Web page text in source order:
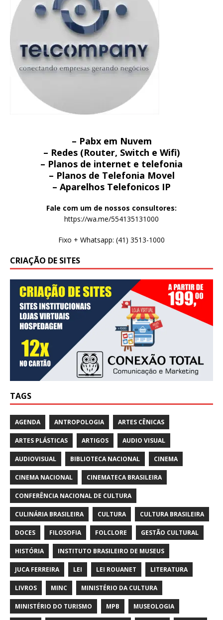
– Pabx em Nuvem
– Redes (Router, Switch e Wifi)
– Planos de internet e telefonia
– Planos de Telefonia Movel
– Aparelhos Telefonicos IP
Fale com um de nossos consultores:
https://wa.me/554135131000
Fixo + Whatsapp: (41) 3513-1000
CRIAÇÃO DE SITES
TAGS
AGENDA ANTROPOLOGIA ARTES CÊNICAS
ARTES PLÁSTICAS ARTIGOS AUDIO VISUAL
AUDIOVISUAL BIBLIOTECA NACIONAL CINEMA
CINEMA NACIONAL CINEMATECA BRASILEIRA
CONFERÊNCIA NACIONAL DE CULTURA
CULINÁRIA BRASILEIRA CULTURA CULTURA BRASILEIRA
DOCES FILOSOFIA FOLCLORE GESTÃO CULTURAL
HISTÓRIA INSTITUTO BRASILEIRO DE MUSEUS
JUCA FERREIRA LEI LEI ROUANET LITERATURA
LIVROS MINC MINISTÉRIO DA CULTURA
MINISTÉRIO DO TURISMO MPB MUSEOLOGIA